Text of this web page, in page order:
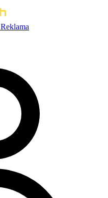
Reklama